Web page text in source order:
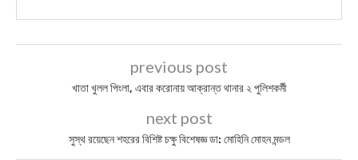
previous post
খাতা খুলল পিংলা, এবার করোনায় আক্রান্ত থানার ২ পুলিশকর্মী
next post
সুস্থ রয়েছেন শহরের বিশিষ্ট চক্ষু বিশেষজ্ঞ ডা: মোহিনি মোহন মন্ডল